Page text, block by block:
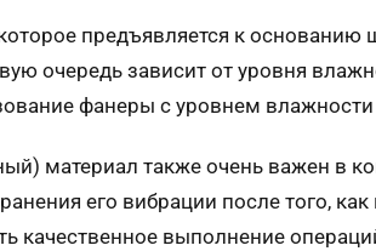
предъявляется к основанию
очередь зависит от уровня
фанеры с уровнем влажности
материал также очень важен в
его вибрации после того,
качественное выполнение